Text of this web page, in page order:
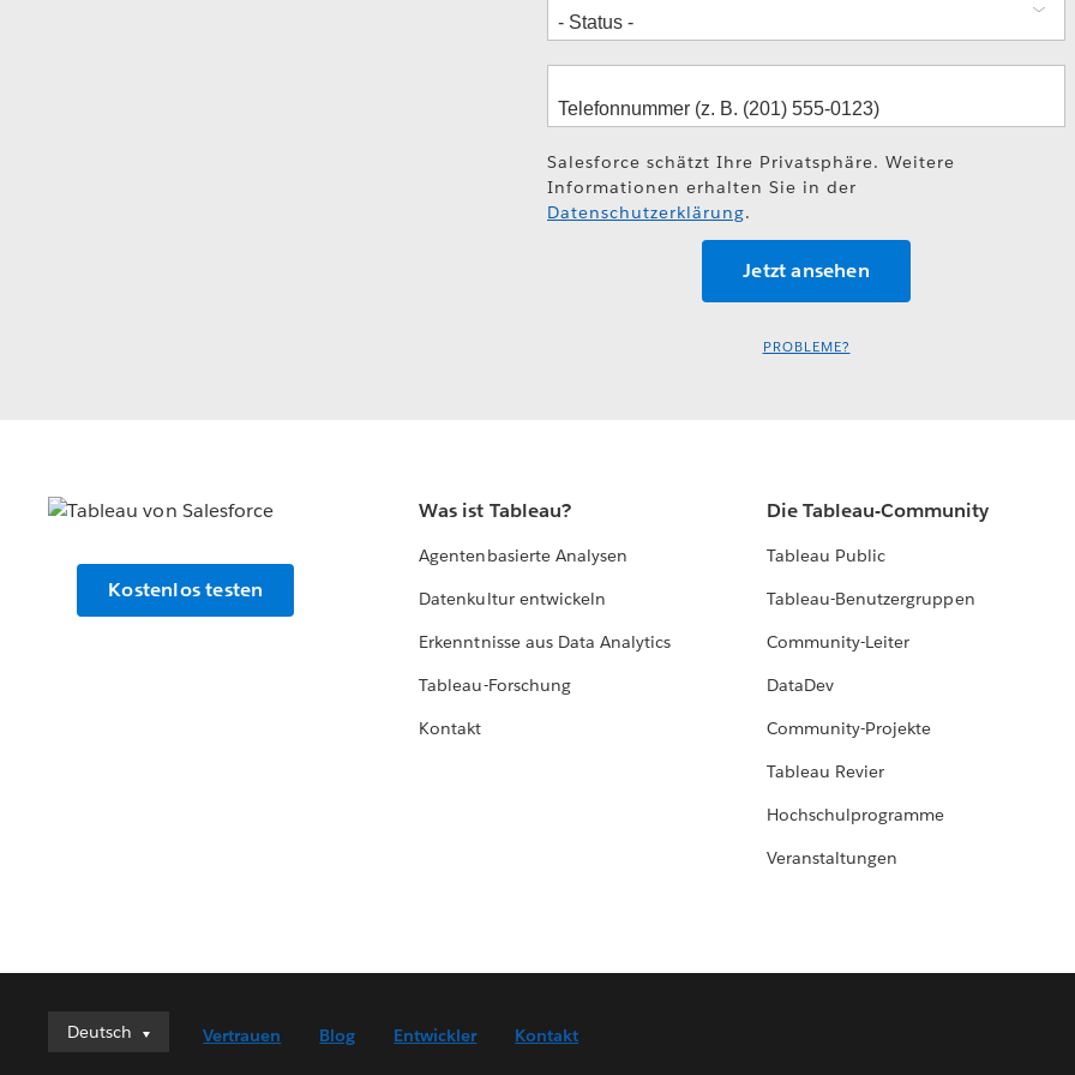
Salesforce schätzt Ihre Privatsphäre. Weitere
Informationen erhalten Sie in der
Datenschutzerklärung.
PROBLEME?
Kostenlos testen
Was ist Tableau?
Agentenbasierte Analysen
Datenkultur entwickeln
Erkenntnisse aus Data Analytics
Tableau-Forschung
Kontakt
Die Tableau-Community
Tableau Public
Tableau-Benutzergruppen
Community-Leiter
DataDev
Community-Projekte
Tableau Revier
Hochschulprogramme
Veranstaltungen
Deutsch
Deutsch
Vertrauen Blog Entwickler Kontakt